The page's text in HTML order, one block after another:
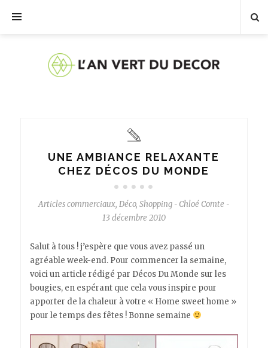
UNE AMBIANCE RELAXANTE
CHEZ DÉCOS DU MONDE
Articles commerciaux,Déco,Shopping - Chloé Comte -
13 décembre 2010
Salut à tous ! j’espère que vous avez passé un
agréable week-end. Pour commencer la semaine,
voici un article rédigé par Décos Du Monde sur les
bougies, en espérant que cela vous inspire pour
apporter de la chaleur à votre « Home sweet home »
pour le temps des fêtes ! Bonne semaine